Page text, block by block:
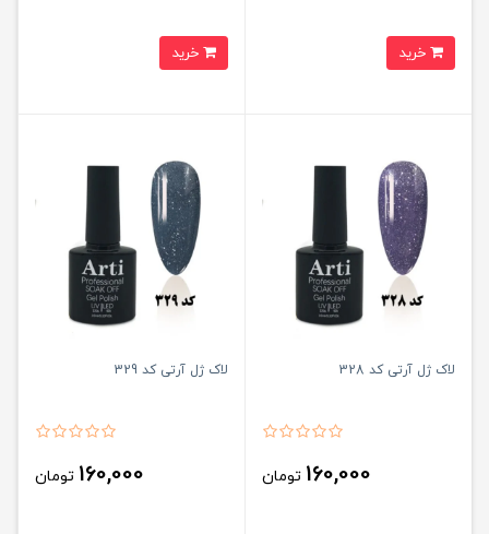
لاک ژل آرتی کد 328
160,000 تومان
لاک ژل آرتی کد 329
160,000 تومان